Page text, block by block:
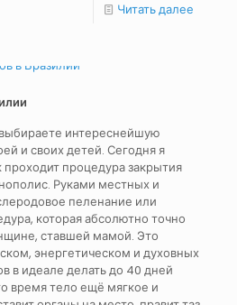
Читать далее
интереснейшую
и своих детей. Сегодня я
процедура закрытия
Руками местных и
пеленание или
которая абсолютно точно
ставшей мамой. Это
энергетическом и духовных
в идеале делать до 40 дней
время тело ещё мягкое и